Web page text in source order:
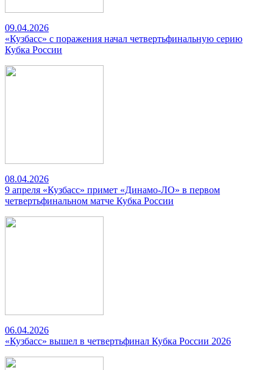
09.04.2026
«Кузбасс» с поражения начал четвертьфинальную серию
Кубка России
08.04.2026
9 апреля «Кузбасс» примет «Динамо-ЛО» в первом
четвертьфинальном матче Кубка России
06.04.2026
«Кузбасс» вышел в четвертьфинал Кубка России 2026